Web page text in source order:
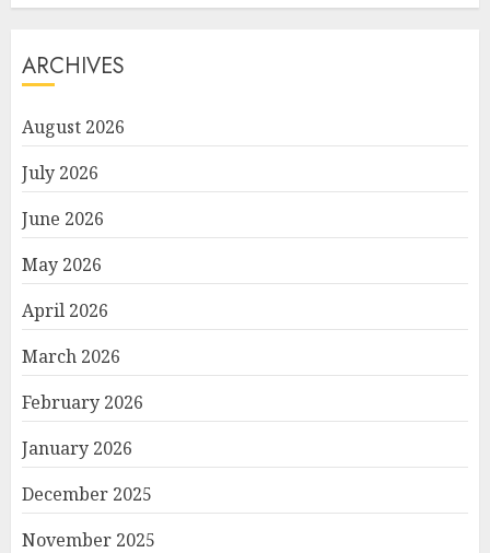
ARCHIVES
August 2026
July 2026
June 2026
May 2026
April 2026
March 2026
February 2026
January 2026
December 2025
November 2025